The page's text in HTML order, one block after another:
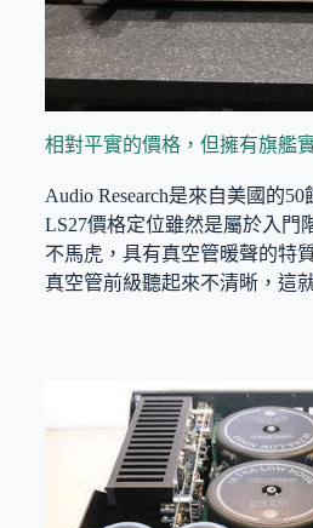
相對平實的價格，但擁有旗艦
Audio Research是來自美國的
LS27價格定位雖然是屬於入門
不馬虎，具有真空管暖聲的特
真空管前級聽起來不清晰，這